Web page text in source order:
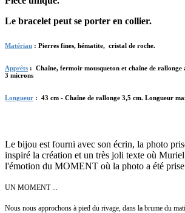
Le bracelet peut se porter en collier.
Matériau : Pierres fines, hématite, cristal de roche.
Apprêts : Chaîne, fermoir mousqueton et chaîne de
3 microns
Longueur : 43 cm - Chaîne de rallonge 3,5 cm. Longueur
Le bijou est fourni avec son écrin, la photo
inspiré la création et un très joli texte où
l'émotion du MOMENT où la photo a été
UN MOMENT ...
Nous nous approchons à pied du rivage, dans la brume du